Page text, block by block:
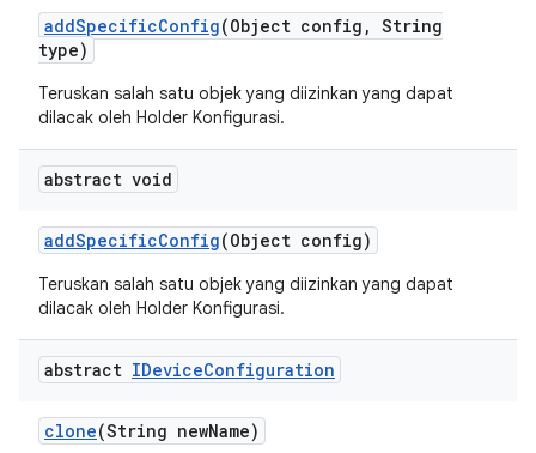
addSpecificConfig(Object config , String
type)
Teruskan salah satu objek yang diizinkan yang dapat
dilacak oleh Holder Konfigurasi.
abstract void
addSpecificConfig(Object config)
Teruskan salah satu objek yang diizinkan yang dapat
dilacak oleh Holder Konfigurasi.
abstract IDeviceConfiguration
clone(String newName)